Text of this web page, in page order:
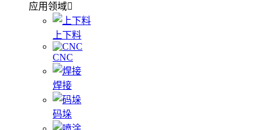
应用领域
上下料
CNC
焊接
码垛